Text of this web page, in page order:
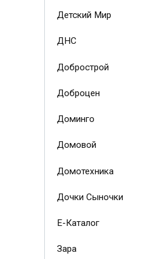
Детский Мир
ДНС
Добрострой
Доброцен
Доминго
Домовой
Домотехника
Дочки Сыночки
Е-Каталог
Зара